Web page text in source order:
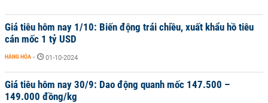
Giá tiêu hôm nay 1/10: Biến động trái chiều, xuất khẩu hồ tiêu
cán mốc 1 tỷ USD
HÀNG HÓA - 01-10-2024
Giá tiêu hôm nay 30/9: Dao động quanh mốc 147.500 –
149.000 đồng/kg